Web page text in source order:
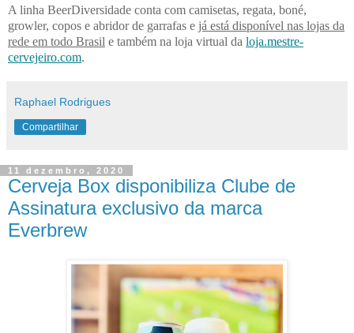
A linha BeerDiversidade conta com camisetas, regata, boné,
growler, copos e abridor de garrafas e já está disponível nas lojas da
rede em todo Brasil e também na loja virtual da loja.mestre-
cervejeiro.com.
Raphael Rodrigues
Compartilhar
11 dezembro, 2020
Cerveja Box disponibiliza Clube de
Assinatura exclusivo da marca
Everbrew